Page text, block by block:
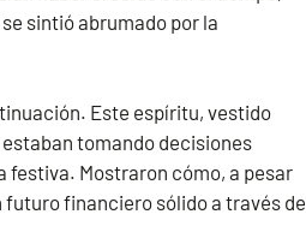
sintió abrumado por la
Este espíritu, vestido
tomando decisiones
Mostraron cómo, a pesar
financiero sólido a través de